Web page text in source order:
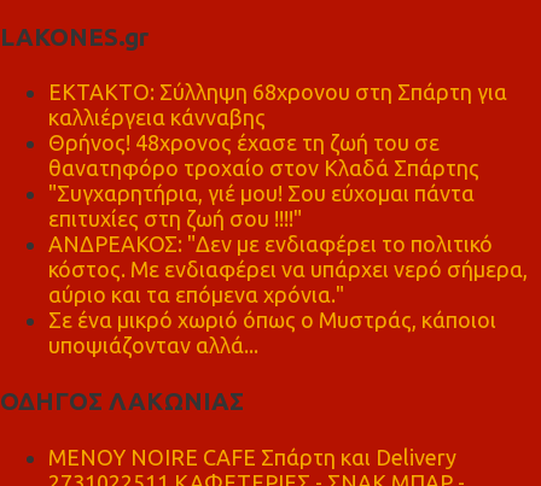
LAKONES.gr
ΕΚΤΑΚΤΟ: Σύλληψη 68χρονου στη Σπάρτη για
καλλιέργεια κάνναβης
Θρήνος! 48χρονος έχασε τη ζωή του σε
θανατηφόρο τροχαίο στον Κλαδά Σπάρτης
"Συγχαρητήρια, γιέ μου! Σου εύχομαι πάντα
επιτυχίες στη ζωή σου !!!!"
ΑΝΔΡΕΑΚΟΣ: "Δεν με ενδιαφέρει το πολιτικό
κόστος. Με ενδιαφέρει να υπάρχει νερό σήμερα,
αύριο και τα επόμενα χρόνια."
Σε ένα μικρό χωριό όπως ο Μυστράς, κάποιοι
υποψιάζονταν αλλά...
ΟΔΗΓΟΣ ΛΑΚΩΝΙΑΣ
MENOY NOIRE CAFE Σπάρτη και Delivery